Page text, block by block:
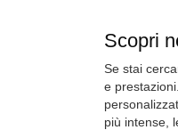
Scopri
Se stai
e
più intense,